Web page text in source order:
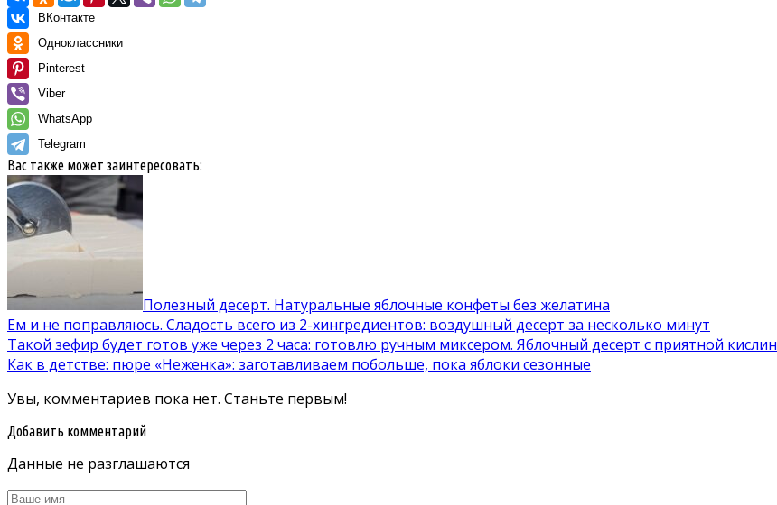
ВКонтакте
Одноклассники
Pinterest
Viber
WhatsApp
Telegram
Вас также может заинтересовать:
Полезный десерт. Натуральные яблочные конфеты без желатина
Ем и не поправляюсь. Сладость всего из 2-хингредиентов: воздушный десерт за несколько минут
Такой зефир будет готов уже через 2 часа: готовлю ручным миксером. Яблочный десерт с приятной кислин
Как в детстве: пюре «Неженка»: заготавливаем побольше, пока яблоки сезонные
Увы, комментариев пока нет. Станьте первым!
Добавить комментарий
Данные не разглашаются